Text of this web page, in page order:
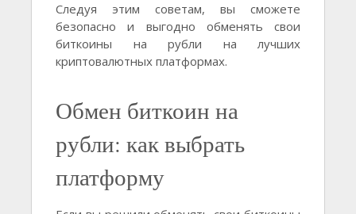
Следуя этим советам, вы сможете
безопасно и выгодно обменять свои
биткоины на рубли на лучших
криптовалютных платформах.
Обмен биткоин на
рубли: как выбрать
платформу